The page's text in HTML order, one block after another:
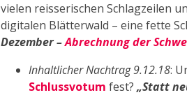
vielen reisserischen Schlagzeilen
digitalen Blätterwald – eine fette
Dezember –Abrechnung der
Inhaltlicher Nachtrag 9.12.18:
Schlussvotum fest? „Statt